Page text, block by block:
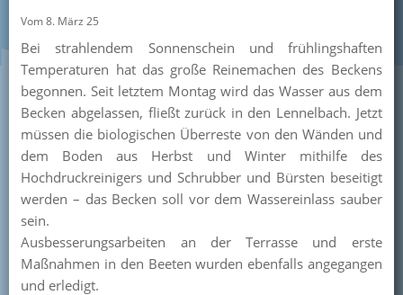
Berichte
Bilder
/ Preise
Kurse
Unterstützer
Team
Pressearchiv
Vom 8. März 25
Bei strahlendem Sonnenschein und frühlingshaften
Temperaturen hat das große Reinemachen des Beckens
begonnen. Seit letztem Montag wird das Wasser aus dem
Becken abgelassen, fließt zurück in den Lennelbach. Jetzt
müssen die biologischen Überreste von den Wänden und
dem Boden aus Herbst und Winter mithilfe des
Hochdruckreinigers und Schrubber und Bürsten beseitigt
werden – das Becken soll vor dem Wassereinlass sauber
sein.
Ausbesserungsarbeiten an der Terrasse und erste
Maßnahmen in den Beeten wurden ebenfalls angegangen
und erledigt.